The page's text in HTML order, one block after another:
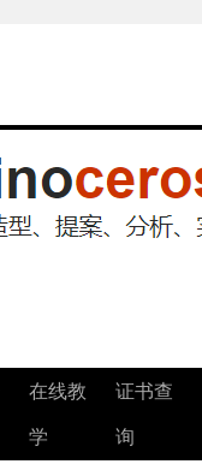
在线教
学
证书查
询